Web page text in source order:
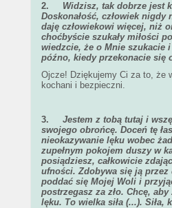
2. Widzisz, tak dobrze jest
Doskonałość, człowiek
daję człowiekowi więcej, niż
choćbyście szukały miłości
wiedzcie, że o Mnie szukacie
późno, kiedy przekonacie się
Ojcze! Dziękujemy Ci za to, że
kochani i bezpieczni.
3. Jestem z tobą tutaj i
swojego obrońcę. Doceń tę
nieokazywanie lęku wobec
zupełnym pokojem duszy w
posiądziesz, całkowicie
ufności. Zdobywa się ją przez
poddać się Mojej Woli i
postrzegasz za zło. Chcę,
lęku. To wielka siła (...). Siła,